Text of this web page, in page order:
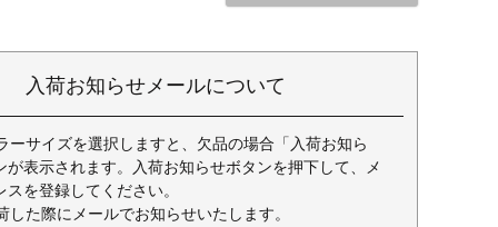
入荷お知らせメールについて
ーサイズを選択しますと、欠品の場合「入荷お知ら
が表示されます。入荷お知らせボタンを押下して、メ
スを登録してください。
した際にメールでお知らせいたします。